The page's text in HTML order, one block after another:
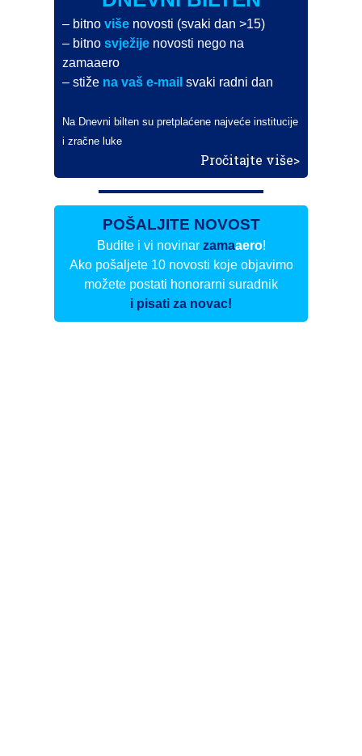
– bitnoviše novosti (svaki dan >15)
– bitnosvježije novosti nego na
zamaaero
– stiže na vaš e-mail svaki radni dan
Na Dnevni bilten su pretplaćene najveće institucije
i zračne luke
Pročitajte više>
POŠALJITE NOVOST
Budite i vi novinar zamaaero!
Ako pošaljete 10 novosti koje objavimo
možete postati honorarni suradnik
i pisati za novac!